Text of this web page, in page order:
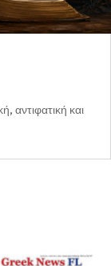
αντιφατική και